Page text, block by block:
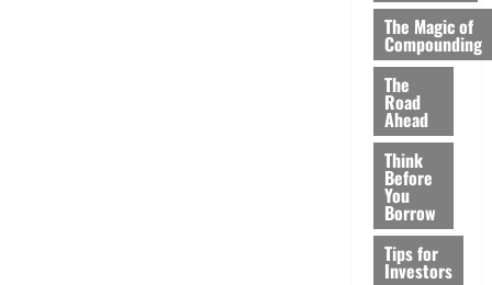
The Magic of
Compounding
The
Road
Ahead
Think
Before
You
Borrow
Tips for
Investors